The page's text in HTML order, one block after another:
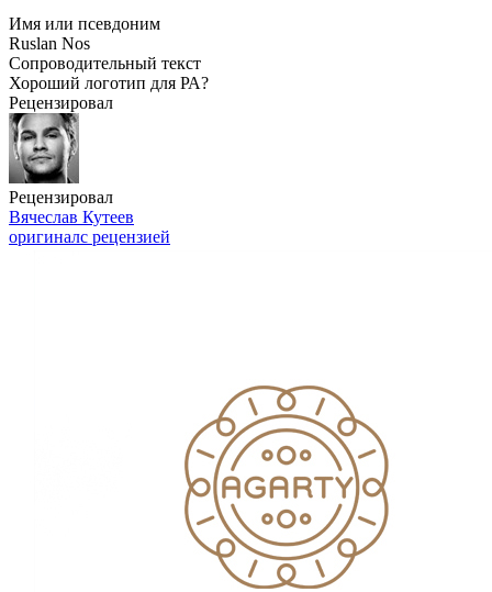
Имя или псевдоним
Ruslan Nos
Сопроводительный текст
Хороший логотип для РА?
Рецензировал
Рецензировал
Вячеслав Кутеев
оригиналс рецензией